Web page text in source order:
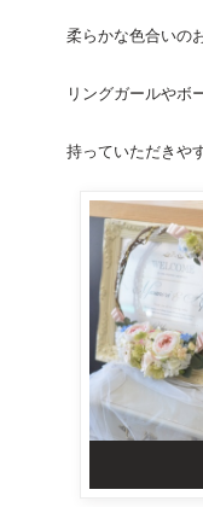
柔らかな色合いの
リングガールやボ
持っていただきや